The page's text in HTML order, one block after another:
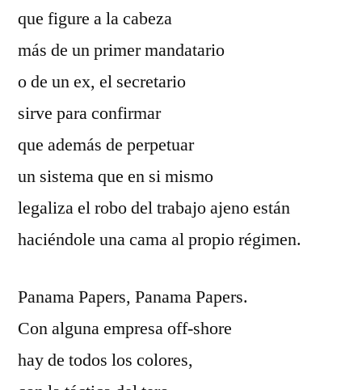
que figure a la cabeza
más de un primer mandatario
o de un ex, el secretario
sirve para confirmar
que además de perpetuar
un sistema que en si mismo
legaliza el robo del trabajo ajeno están
haciéndole una cama al propio régimen.
Panama Papers, Panama Papers.
Con alguna empresa off-shore
hay de todos los colores,